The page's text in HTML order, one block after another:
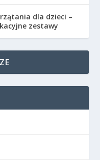
dla dzieci –
zestawy